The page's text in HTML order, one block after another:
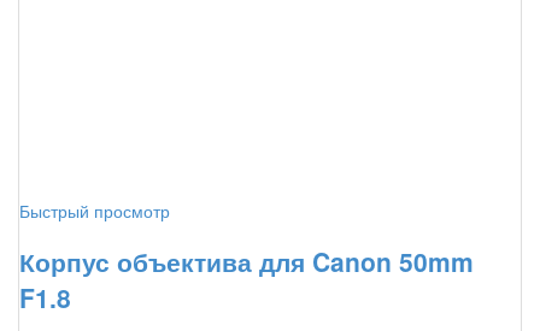
Быстрый просмотр
Корпус объектива для Canon 50mm
F1.8